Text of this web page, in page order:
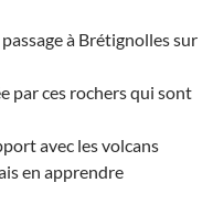
à Brétignolles sur
par ces rochers qui sont
avec les volcans
en apprendre